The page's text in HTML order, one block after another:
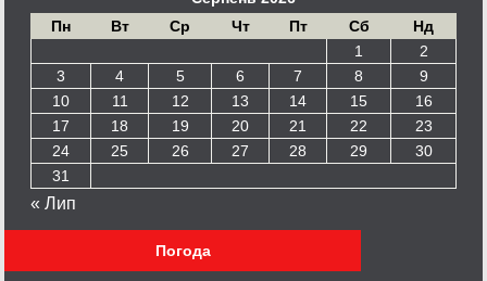
Пн
Вт Ср Чт Пт Сб
Нд
1
2
3
4 5 6 7 8
9
10
11 12 13 14 15
16
17
18 19 20 21 22
23
24
25 26 27 28 29
30
31
« Лип
Погода